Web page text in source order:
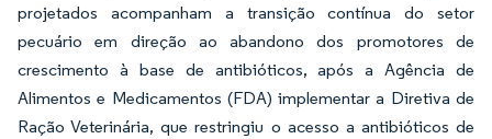
projetados acompanham a transição contínua do setor
pecuário em direção ao abandono dos promotores de
crescimento à base de antibióticos, após a Agência de
Alimentos e Medicamentos (FDA) implementar a Diretiva de
Ração Veterinária, que restringiu o acesso a antibióticos de